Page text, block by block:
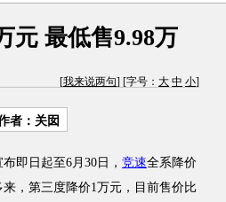
元 最低售9.98万
[我来说两句] [字号： 大 中 小]
者：关囡
即日起至6月30日， 竞速全系降价
，第三度降价1万元，目前售价比